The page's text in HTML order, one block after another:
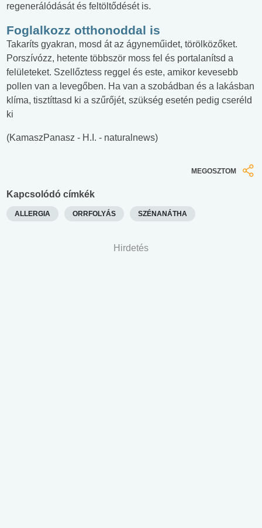
regenerálódását és feltöltődését is.
Foglalkozz otthonoddal is
Takaríts gyakran, mosd át az ágyneműidet, törölközőket.
Porszívózz, hetente többször moss fel és portalanítsd a
felületeket. Szellőztess reggel és este, amikor kevesebb
pollen van a levegőben. Ha van a szobádban és a lakásban
klíma, tisztíttasd ki a szűrőjét, szükség esetén pedig cseréld
ki
(KamaszPanasz - H.I. - naturalnews)
MEGOSZTOM
Kapcsolódó címkék
ALLERGIA ORRFOLYÁS SZÉNANÁTHA
Hirdetés